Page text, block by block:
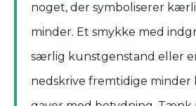
noget, der symboliserer
minder. Et smykke med
særlig kunstgenstand eller
nedskrive fremtidige minder